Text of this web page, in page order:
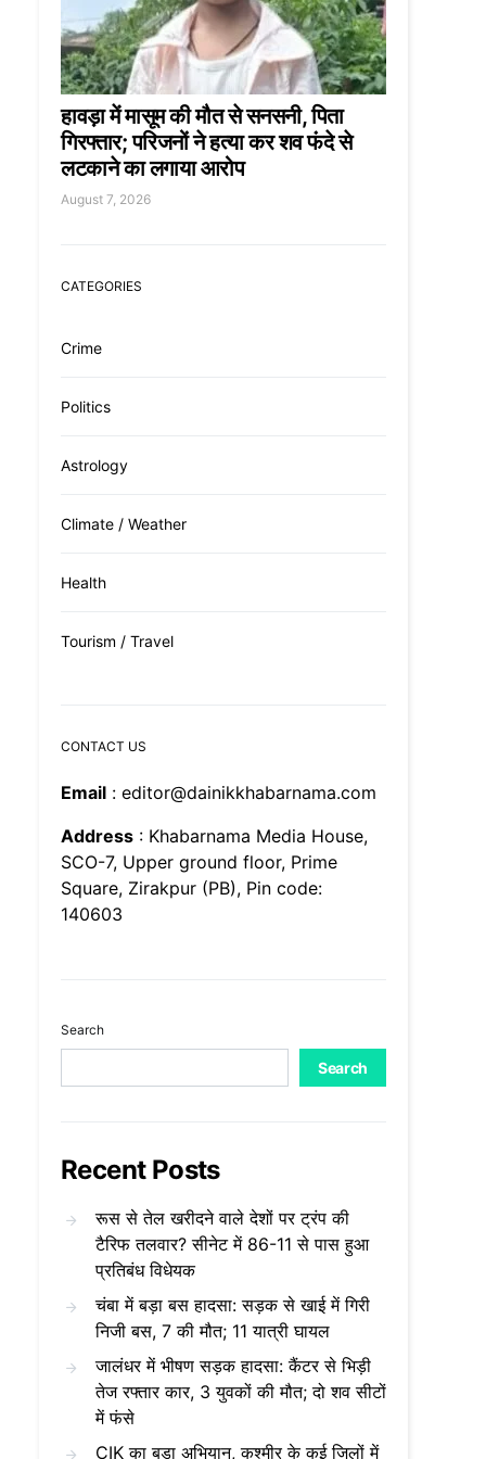
हावड़ा में मासूम की मौत से सनसनी, पिता
गिरफ्तार; परिजनों ने हत्या कर शव फंदे से
लटकाने का लगाया आरोप
August 7, 2026
CATEGORIES
Crime
Politics
Astrology
Climate / Weather
Health
Tourism / Travel
CONTACT US
Email : editor@dainikkhabarnama.com
Address : Khabarnama Media House,
SCO-7, Upper ground floor, Prime
Square, Zirakpur (PB), Pin code:
140603
Search
Search
Recent Posts
रूस से तेल खरीदने वाले देशों पर ट्रंप की
टैरिफ तलवार? सीनेट में 86-11 से पास हुआ
प्रतिबंध विधेयक
चंबा में बड़ा बस हादसा: सड़क से खाई में गिरी
निजी बस, 7 की मौत; 11 यात्री घायल
जालंधर में भीषण सड़क हादसा: कैंटर से भिड़ी
तेज रफ्तार कार, 3 युवकों की मौत; दो शव सीटों
में फंसे
CIK का बड़ा अभियान, कश्मीर के कई जिलों में